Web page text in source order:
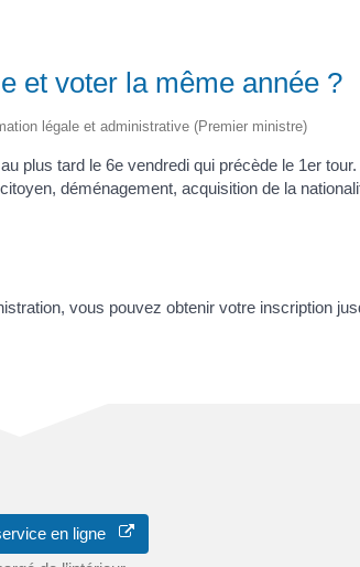
et voter la même année ?
légale et administrative (Premier ministre)
plus tard le 6e vendredi qui précède le 1er
déménagement, acquisition de la
vous pouvez obtenir votre inscription
en ligne